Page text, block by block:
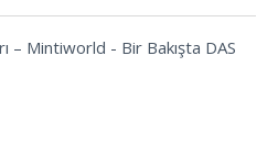
– Mintiworld - Bir Bakışta DAS